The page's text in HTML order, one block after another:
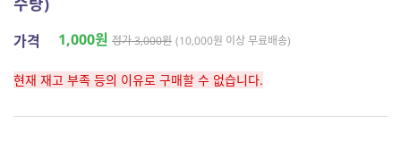
가격 1,000원 정가 3,000원 (10,000원 이상 무료배송)
현재 재고 부족 등의 이유로 구매할 수 없습니다.